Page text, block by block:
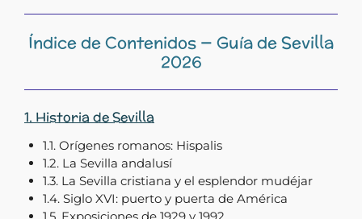
Índice de Contenidos — Guía de Sevilla
2026
1. Historia de Sevilla
1.1. Orígenes romanos: Hispalis
1.2. La Sevilla andalusí
1.3. La Sevilla cristiana y el esplendor mudéjar
1.4. Siglo XVI: puerto y puerta de América
1.5. Exposiciones de 1929 y 1992